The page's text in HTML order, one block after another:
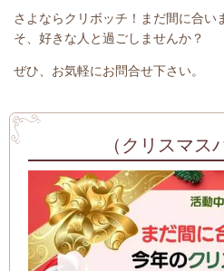
さよならクリボッチ！まだ間に合い
そ、好きな人と過ごしませんか？
ぜひ、お気軽にお問合せ下さい。
（クリスマス